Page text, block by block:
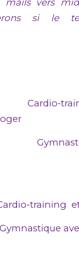
si le
training
avec